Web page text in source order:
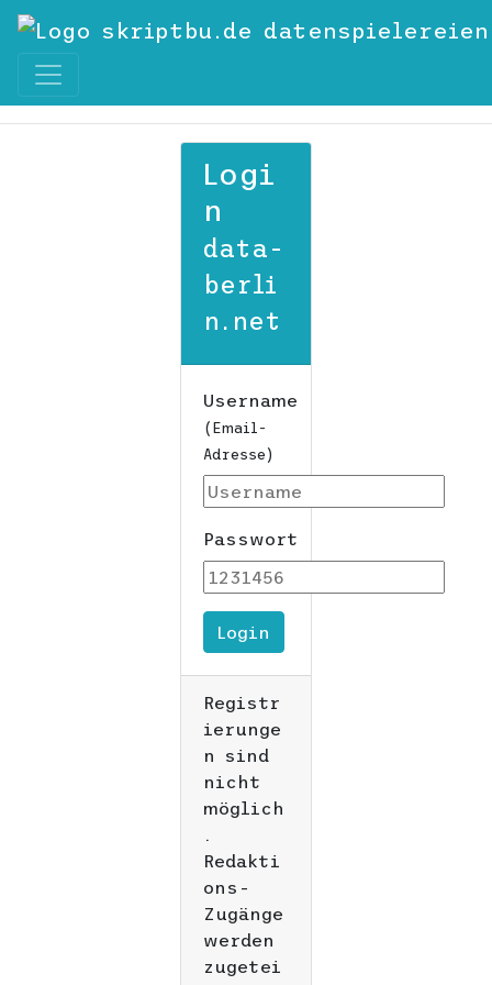
Logi
n
data-
berli
n.net
Username
(Email-
Adresse)
Passwort
Login
Registr
ierunge
n sind
nicht
möglich
.
Redakti
ons-
Zugänge
werden
zugetei